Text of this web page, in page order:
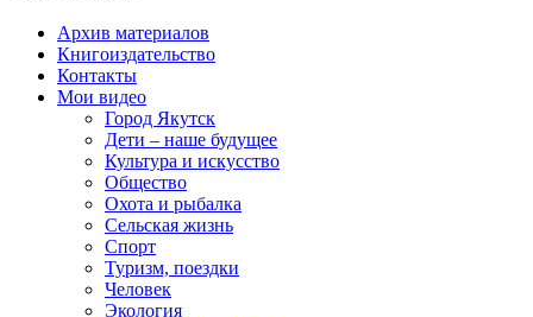
Архив материалов
Книгоиздательство
Контакты
Мои видео
Город Якутск
Дети – наше будущее
Культура и искусство
Общество
Охота и рыбалка
Сельская жизнь
Спорт
Туризм, поездки
Человек
Экология